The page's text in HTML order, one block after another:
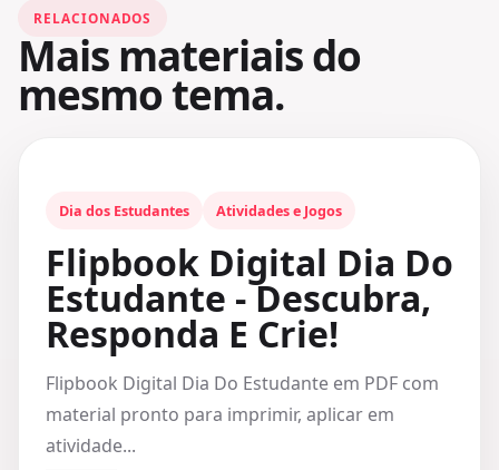
RELACIONADOS
Mais materiais do
mesmo tema.
Dia dos Estudantes Atividades e Jogos
Flipbook Digital Dia Do
Estudante - Descubra,
Responda E Crie!
Flipbook Digital Dia Do Estudante em PDF com
material pronto para imprimir, aplicar em
atividade...